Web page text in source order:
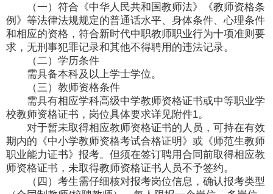
（一）符合《中华人民共和国教师法》《教师资格条
例》等法律法规规定的普通话水平、身体条件、心理条件
和相应的资格，符合新时代中职教师职业行为十项准则要
求，无刑事犯罪记录和其他不得聘用的违法记录。
（二）学历条件
需具备本科及以上学士学位。
（三）教师资格条件
需具有相应学科高级中学教师资格证书或中等职业学
校教师资格证书，岗位具体要求详见附件1。
对于暂未取得相应教师资格证书的人员，可持在有效
期内的《中小学教师资格考试合格证明》或《师范生教师
职业能力证书》报考。但须在签订聘用合同前取得相应教
师资格证书，未取得教师资格证书人员不予签约。
（四）考生需仔细核对报考岗位信息，确认报考类型